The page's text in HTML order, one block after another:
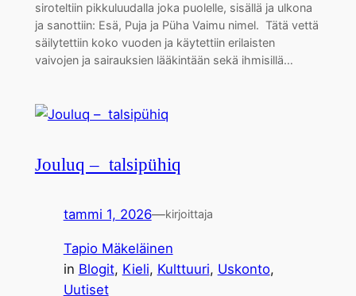
siroteltiin pikkuluudalla joka puolelle, sisällä ja ulkona
ja sanottiin: Esä, Puja ja Püha Vaimu nimel. Tätä vettä
säilytettiin koko vuoden ja käytettiin erilaisten
vaivojen ja sairauksien lääkintään sekä ihmisillä…
Jouluq – talsipühiq
tammi 1, 2026—kirjoittaja
Tapio Mäkeläinen
in Blogit, Kieli, Kulttuuri, Uskonto
Uutiset